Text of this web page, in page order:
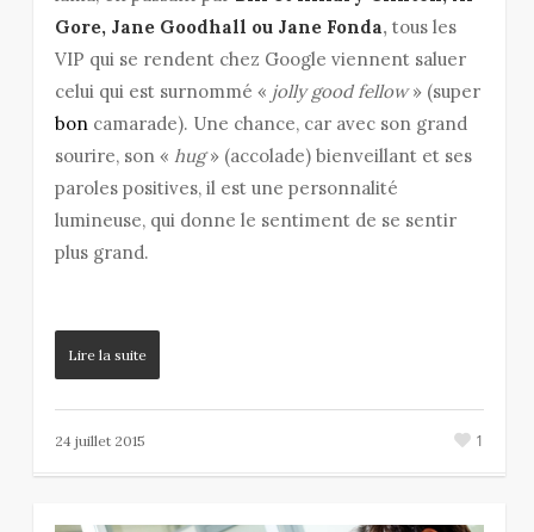
Gore, Jane Goodhall ou Jane Fonda, tous les
VIP qui se rendent chez Google viennent saluer
celui qui est surnommé « jolly good fellow» (super
bon camarade). Une chance, car avec son grand
sourire, son « hug» (accolade) bienveillant et ses
paroles positives, il est une personnalité
lumineuse, qui donne le sentiment de se sentir
plus grand.
Lire la suite
24 juillet 2015 1